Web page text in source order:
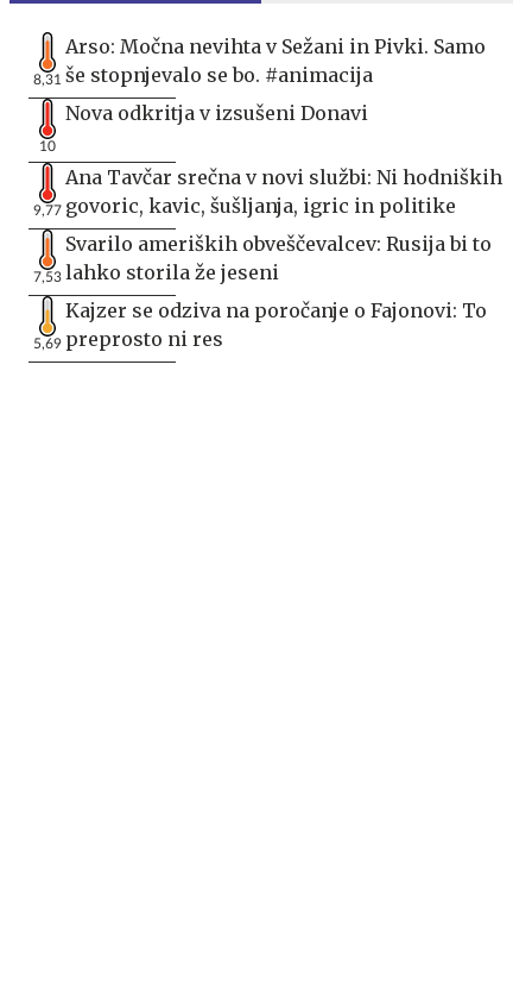
8,31
Arso: Močna nevihta v Sežani in Pivki. Samo
še stopnjevalo se bo. #animacija
10
Nova odkritja v izsušeni Donavi
9,77
Ana Tavčar srečna v novi službi: Ni hodniških
govoric, kavic, šušljanja, igric in politike
7,53
Svarilo ameriških obveščevalcev: Rusija bi to
lahko storila že jeseni
5,69
Kajzer se odziva na poročanje o Fajonovi: To
preprosto ni res